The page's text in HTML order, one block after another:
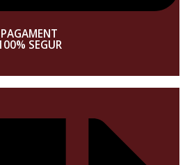
PAGAMENT
SEGUR